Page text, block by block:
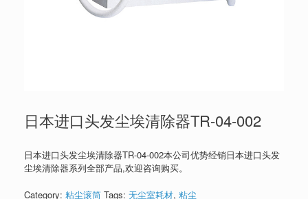
日本进口头发尘埃清除器TR-04-002
日本进口头发尘埃清除器TR-04-002本公司优势经销日本进口头发
尘埃清除器系列全部产品,欢迎咨询购买。
Category: 粘尘滚筒 Tags: 无尘室耗材, 粘尘